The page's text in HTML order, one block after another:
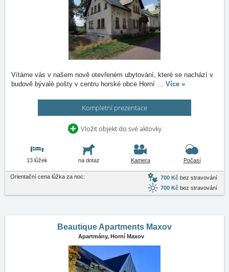
Vítáme vás v našem nově otevřeném ubytování, které se nachází v
budově bývalé pošty v centru horské obce Horní … Více »
Kompletní prezentace
Vložit objekt do své aktovky
13 lůžek na dotaz Kamera Počasí
Orientační cena lůžka za noc: 700 Kč bez stravování
700 Kč bez stravování
Beautique Apartments Maxov
Apartmány, Horní Maxov